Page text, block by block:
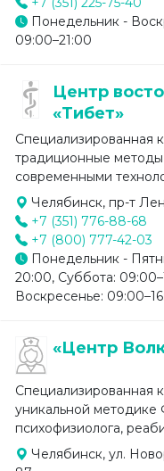
Понедельник -
09:00–21:00
Центр
«Тибет»
Специализированная
традиционные
современными
Челябинск, пр-т
+7 (351) 776-88-68
+7 (800) 777-42-03
Понедельник -
20:00, Суббота:
Воскресенье:
«Центр
Специализированная
уникальной
психофизиолога,
Челябинск, ул.